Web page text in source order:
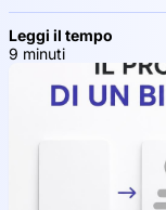
Leggi il tempo
9 minuti